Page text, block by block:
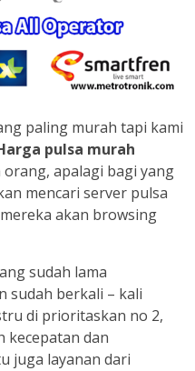
paling murah tapi kami
pulsa murah
orang, apalagi bagi yang
mencari server pulsa
akan browsing
sudah lama
sudah berkali – kali
di prioritaskan no 2,
kecepatan dan
juga layanan dari